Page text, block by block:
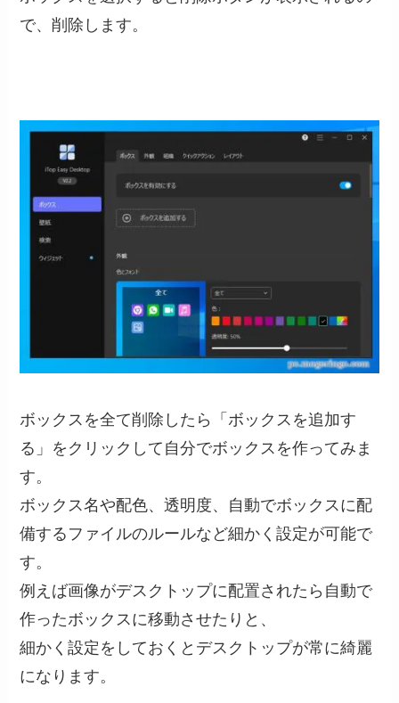
で、削除します。
ボックスを全て削除したら「ボックスを追加す
る」をクリックして自分でボックスを作ってみま
す。
ボックス名や配色、透明度、自動でボックスに配
備するファイルのルールなど細かく設定が可能で
す。
例えば画像がデスクトップに配置されたら自動で
作ったボックスに移動させたりと、
細かく設定をしておくとデスクトップが常に綺麗
になります。